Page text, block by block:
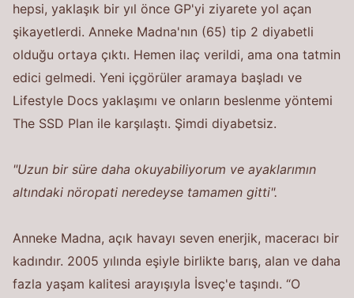
hepsi, yaklaşık bir yıl önce GP'yi ziyarete yol açan
şikayetlerdi. Anneke Madna'nın (65) tip 2 diyabetli
olduğu ortaya çıktı. Hemen ilaç verildi, ama ona tatmin
edici gelmedi. Yeni içgörüler aramaya başladı ve
Lifestyle Docs yaklaşımı ve onların beslenme yöntemi
The SSD Plan ile karşılaştı. Şimdi diyabetsiz.
"Uzun bir süre daha okuyabiliyorum ve ayaklarımın
altındaki nöropati neredeyse tamamen gitti".
Anneke Madna, açık havayı seven enerjik, maceracı bir
kadındır. 2005 yılında eşiyle birlikte barış, alan ve daha
fazla yaşam kalitesi arayışıyla İsveç'e taşındı. “O